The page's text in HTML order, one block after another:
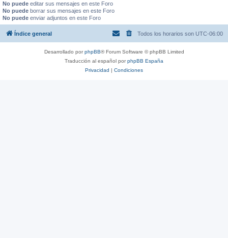
No puede editar sus mensajes en este Foro
No puede borrar sus mensajes en este Foro
No puede enviar adjuntos en este Foro
Índice general Todos los horarios son UTC-06:00
Desarrollado porphpBB® Forum Software © phpBB Limited
Traducción al español porphpBB España
Privacidad | Condiciones